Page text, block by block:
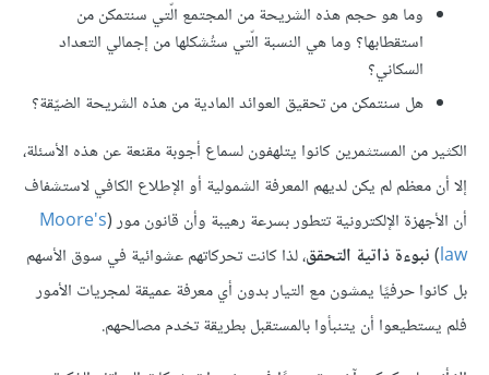
وما هو حجم هذه الشريحة من المجتمع الّتي سنتمكن من
استقطابها؟ وما هي النسبة الّتي ستُشكلها من إجمالي التعداد
السكاني؟
هل سنتمكن من تحقيق العوائد المادية من هذه الشريحة الضيّقة؟
الكثير من المستثمرين كانوا يتلهفون لسماع أجوبة مقنعة عن هذه الأسئلة،
إلا أن معظم لم يكن لديهم المعرفة الشمولية أو الإطلاع الكافي لاستشفاف
أن الأجهزة الإلكترونية تتطور بسرعة رهيبة وأن قانون مور (Moore's
law
)نبوءة ذاتية التحقق، لذا كانت تحركاتهم عشوائية في سوق الأسهم
بل كانوا حرفيًا يمشون مع التيار بدون أي معرفة عميقة لمجريات الأمور
فلم يستطيعوا أن يتنبأوا بالمستقبل بطريقة تخدم مصالحهم.